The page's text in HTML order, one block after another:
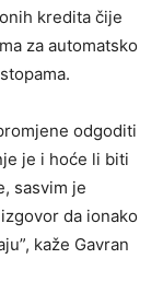
kredita čije
za automatsko
odgoditi
je i hoće li biti
sasvim je
da ionako
kaže Gavran